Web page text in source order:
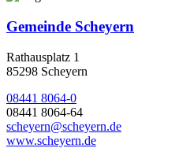
Gemeinde Scheyern
Rathausplatz 1
85298 Scheyern
08441 8064-0
08441 8064-64
scheyern@scheyern.de
www.scheyern.de